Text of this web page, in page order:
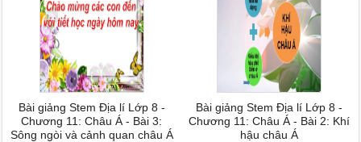
Bài giảng Stem Địa lí Lớp 8 -
Chương 11: Châu Á - Bài 3:
Sông ngòi và cảnh quan châu Á
Bài giảng Stem Địa lí Lớp 8 -
Chương 11: Châu Á - Bài 2: Khí
hậu châu Á